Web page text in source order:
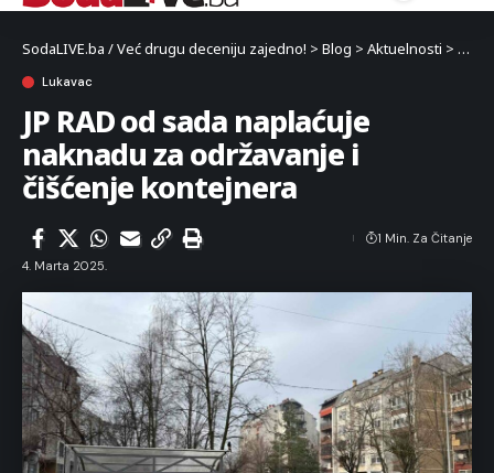
SodaLIVE.ba / Već drugu deceniju zajedno! > Blog > Aktuelnosti >
Lukavac
JP RAD od sada naplaćuje
naknadu za održavanje i
čišćenje kontejnera
4. Marta 2025.
1 Min. Za Čitanje